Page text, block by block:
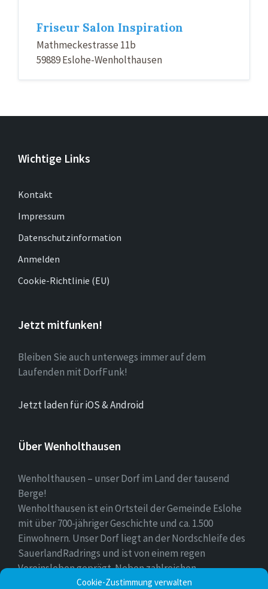
Cookie-Zustimmung verwalten
Friseur Salon Inspiration
Mathmeckestrasse 11b
59889 Eslohe-Wenholthausen
Wichtige Links
Kontakt
Impressum
Datenschutzinformation
Anmelden
Cookie-Richtlinie (EU)
Jetzt mitfunken!
Bleiben Sie auch unterwegs immer auf dem
Laufenden mit DorfFunk!
Jetzt laden für iOS & Android
Über Wenholthausen
Wenholthausen – unser Dorf im Land der tausend
Berge!
Wenholthausen ist ein Ortsteil der Gemeinde Eslohe
mit über 700-jähriger Geschichte und ca. 1.500
Einwohnern. Unser Dorf liegt an der Nordschleife des
SauerlandRadrings und ist von einem regen
Vereinsleben geprägt. Neben zahlreichen
Freizeitmöglichkeiten ist unser Ort für sein